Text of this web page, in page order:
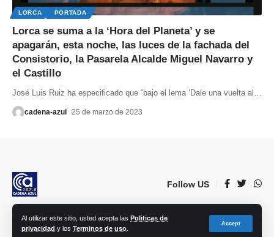
Al utilizar este sitio, usted acepta las Politicas de
privacidad y los Terminos de uso
Accept
LORCA PORTADA
Lorca se suma a la ‘Hora del Planeta’ y se
apagarán, esta noche, las luces de la fachada del
Consistorio, la Pasarela Alcalde Miguel Navarro y
el Castillo
José Luis Ruiz ha especificado que “bajo el lema ‘Dale una vuelta al
cadena-azul 25 de marzo de 2023
Follow US
© 2023 Lorca Comunicación, Radio, TV, prensa e Internet S.L. | Todos los
derechos reservados.